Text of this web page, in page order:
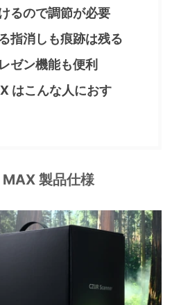
るので調節が必要
指消しも痕跡は残る
ゼン機能も便利
はこんな人におす
MAX 製品仕様